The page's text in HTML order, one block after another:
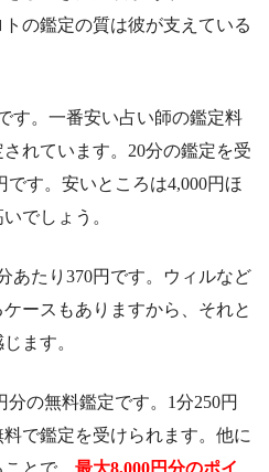
の鑑定の質は彼が支えている
す。一番安い占い師の鑑定料
れています。20分の鑑定を受
です。安いところは4,000円ほ
でしょう。
あたり370円です。ウィルなど
ースもありますから、それと
ます。
の無料鑑定です。1分250円
で鑑定を受けられます。他に
とで、 最大8,000円分のポイ